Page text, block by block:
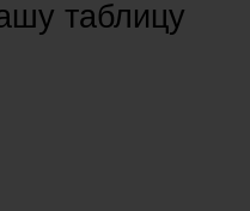
таблицу